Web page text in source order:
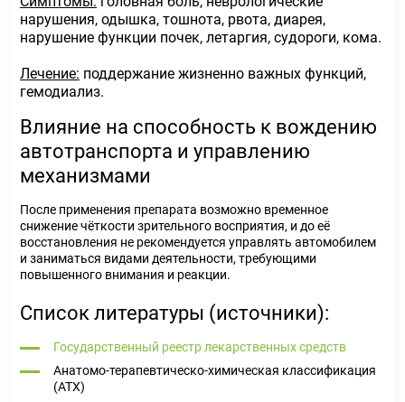
нарушения, одышка, тошнота, рвота, диарея,
нарушение функции почек, летаргия, судороги, кома.
Лечение: поддержание жизненно важных функций,
гемодиализ.
Влияние на способность к вождению
автотранспорта и управлению
механизмами
После применения препарата возможно временное
снижение чёткости зрительного восприятия, и до её
восстановления не рекомендуется управлять автомобилем
и заниматься видами деятельности, требующими
повышенного внимания и реакции.
Список литературы (источники):
Государственный реестр лекарственных средств
Анатомо-терапевтическо-химическая классификация
(ATX)